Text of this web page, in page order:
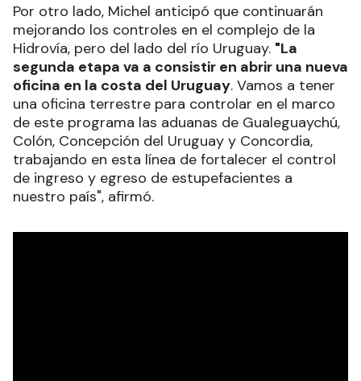
Por otro lado, Michel anticipó que continuarán
mejorando los controles en el complejo de la
Hidrovía, pero del lado del río Uruguay. "La
segunda etapa va a consistir en abrir una nueva
oficina en la costa del Uruguay. Vamos a tener
una oficina terrestre para controlar en el marco
de este programa las aduanas de Gualeguaychú,
Colón, Concepción del Uruguay y Concordia,
trabajando en esta línea de fortalecer el control
de ingreso y egreso de estupefacientes a
nuestro país", afirmó.